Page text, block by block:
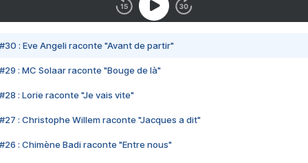
#30 : Eve Angeli raconte "Avant de partir"
#29 : MC Solaar raconte "Bouge de là"
#28 : Lorie raconte "Je vais vite"
#27 : Christophe Willem raconte "Jacques a dit"
#26 : Chimène Badi raconte "Entre nous"